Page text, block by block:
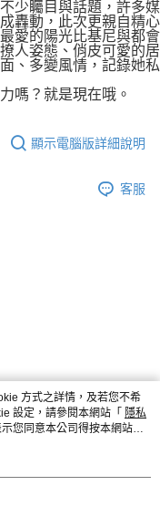
少矚目與話題，許多媒
轟動，此次更親自精心
愛的陽光比基尼與都會
人姿態、俏皮可愛的居
、多變風情，記錄她私
嗎？就是現在哦。
顯示電腦版詳細說明
客服
方式之詳情，及若您不希
設定，請參閱本網站「 隱私
您同意本公司得按本網站使